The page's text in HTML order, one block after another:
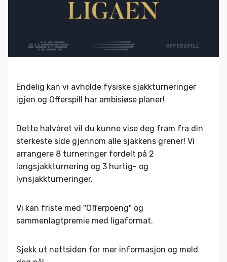
Endelig kan vi avholde fysiske sjakkturneringer
igjen og Offerspill har ambisiøse planer!
Dette halvåret vil du kunne vise deg fram fra din
sterkeste side gjennom alle sjakkens grener! Vi
arrangere 8 turneringer fordelt på 2
langsjakkturnering og 3 hurtig- og
lynsjakkturneringer.
Vi kan friste med "Offerpoeng" og
sammenlagtpremie med ligaformat.
Sjekk ut nettsiden for mer informasjon og meld